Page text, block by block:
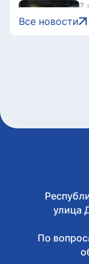
7
Все новости
улица
По